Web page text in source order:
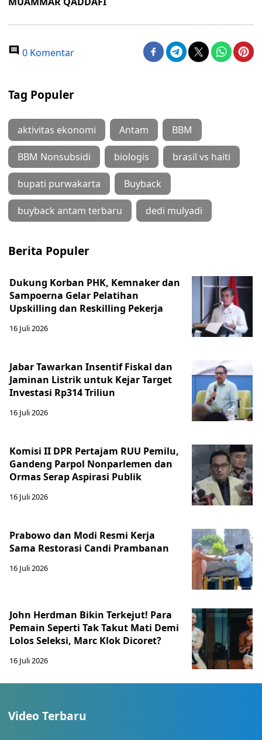
0 Komentar
Tag Populer
aktivitas ekonomi Antam BBM
BBM Nonsubsidi biologis brasil vs haiti
bupati purwakarta Buyback
buyback antam terbaru dedi mulyadi
Berita Populer
Dukung Korban PHK, Kemnaker dan
Sampoerna Gelar Pelatihan
Upskilling dan Reskilling Pekerja
16 Juli 2026
Jabar Tawarkan Insentif Fiskal dan
Jaminan Listrik untuk Kejar Target
Investasi Rp314 Triliun
16 Juli 2026
Komisi II DPR Pertajam RUU Pemilu,
Gandeng Parpol Nonparlemen dan
Ormas Serap Aspirasi Publik
16 Juli 2026
Prabowo dan Modi Resmi Kerja
Sama Restorasi Candi Prambanan
16 Juli 2026
John Herdman Bikin Terkejut! Para
Pemain Seperti Tak Takut Mati Demi
Lolos Seleksi, Marc Klok Dicoret?
16 Juli 2026
Video Terbaru